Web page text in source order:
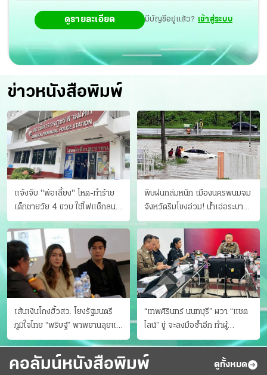
ดูรายละเอียด มีบัญชีอยู่แล้ว? เข้าสู่ระบบ
ข่าวหนังสือพิมพ์
แจ้งจับ "พ่อเลี้ยง" โหด-ทําร้าย
เด็กชายวัย 4 ขวบ ใช้ไฟแช็กลน
บาดเจ็บ
พิษฝนถล่มหนัก เมืองนครพนมจม
จังหวัดริมโขงอ่วม! นํ้าเอ่อระบาย
ไม่ทัน แม่ปิงทะลักล้น
เส้นเงินโกงฮั้วสว. โยงรัฐมนตรี
ภูมิใจไทย “พริษฐ์” พาพยานลุยแฉ
มีโอนให้คนกกต.ด้วย
“เทพศิรินทร์ นนทบุรี” ผวา “แชต
ไลน์” ขู่ จะลงมือซ้ำอีก ทําผู้
ปกครองแตกตื่นแจ้งตำรวจ
คอลัมน์หนังสือพิมพ์ ดูทั้งหมด